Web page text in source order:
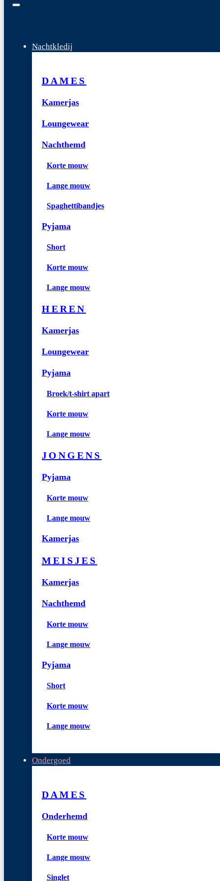
Nachtkledij
DAMES
Kamerjas
Loungewear
Nachthemd
Korte mouw
Lange mouw
Spaghettibandjes
Pyjama
Short
Korte mouw
Lange mouw
HEREN
Kamerjas
Loungewear
Pyjama
Broek/t-shirt apart
Korte mouw
Lange mouw
JONGENS
Pyjama
Korte mouw
Lange mouw
Kamerjas
MEISJES
Kamerjas
Nachthemd
Korte mouw
Lange mouw
Pyjama
Short
Korte mouw
Lange mouw
Ondergoed
DAMES
Onderhemd
Korte mouw
Lange mouw
Singlet